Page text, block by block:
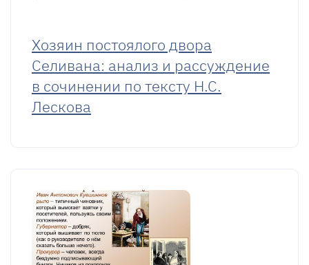
Хозяин постоялого двора
Селивана: анализ и рассуждение
в сочинении по тексту Н.С.
Лескова